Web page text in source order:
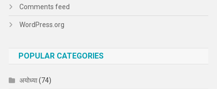
Comments feed
WordPress.org
POPULAR CATEGORIES
अयोध्या(74)